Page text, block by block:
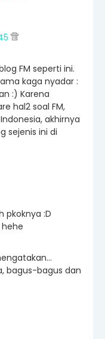
FM seperti ini.
kaga nyadar :
:) Karena
hal2 soal FM,
akhirnya
sejenis ini di
pkoknya :D
bagus-bagus dan